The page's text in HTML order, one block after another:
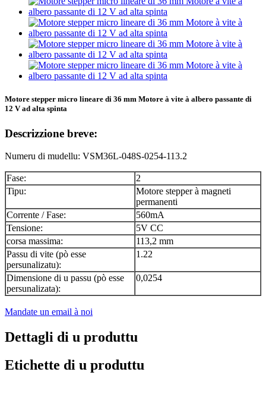
Motore stepper micro lineare di 36 mm Motore à vite à albero passante di
12 V ad alta spinta
Descrizzione breve:
Numeru di mudellu: VSM36L-048S-0254-113.2
Fase:
2
Tipu:
Motore stepper à magneti
permanenti
Corrente / Fase:
560mA
Tensione:
5V CC
corsa massima:
113,2 mm
Passu di vite (pò esse
persunalizatu):
1.22
Dimensione di u passu (pò esse
persunalizata):
0,0254
Mandate un email à noi
Dettagli di u produttu
Etichette di u produttu